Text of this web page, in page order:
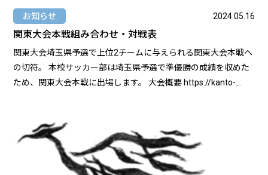
お知らせ 2024.05.16
関東大会本戦組み合わせ・対戦表
関東大会埼玉県予選で上位2チームに与えられる関東大会本戦へ
の切符。 本校サッカー部は埼玉県予選で準優勝の成績を収めた
ため、関東大会本戦に出場します。 大会概要 https://kanto-
content/uploads/2024/04/%E8%A9%A6%E5%90%88%E7%B5%84-
1.pdf 初戦 5月25日(土) vs東海大甲府高校 埼玉県予選トーナメ
ント表 https://www.sfa2.jp/20691/